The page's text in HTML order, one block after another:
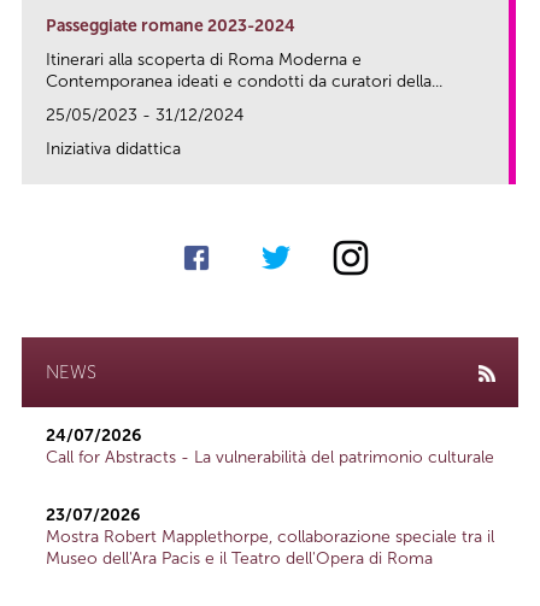
Passeggiate romane 2023-2024
Itinerari alla scoperta di Roma Moderna e
Contemporanea ideati e condotti da curatori della...
25/05/2023 - 31/12/2024
Iniziativa didattica
NEWS
24/07/2026
Call for Abstracts - La vulnerabilità del patrimonio culturale
23/07/2026
Mostra Robert Mapplethorpe, collaborazione speciale tra il
Museo dell'Ara Pacis e il Teatro dell'Opera di Roma